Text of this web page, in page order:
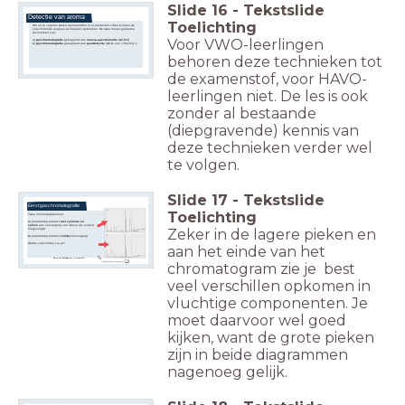
Detectie van aroma
Om uit te vogelen welke aromastoffen er in producten zitten kunnen we
verschillende analyse-technieken gebruiken. De twee meest gebruikte
technieken zijn:
a) gaschromatografiegekoppeld aan massa-spectrometrie(GC-MS)
b) gaschromatografiegekoppeld aan geurdetectie(GC-O, van ‘olfactory’).
Slide 16 - Tekstslide
Toelichting
Voor VWO-leerlingen
behoren deze technieken tot
de examenstof, voor HAVO-
leerlingen niet. De les is ook
zonder al bestaande
(diepgravende) kennis van
deze technieken verder wel
te volgen.
Twee chromatogrammen:
A) plantaardig product met cysteïne en
xylose(als vervanging van ribose als suiker)
toegevoegd
B) plantaardig product zondertoevoeging
Welke verschillen zie je?
Eerst gaschromatografie
Klik op de afbeelding om te vergroten
Slide 17 - Tekstslide
Toelichting
Zeker in de lagere pieken en
aan het einde van het
chromatogram zie je best
veel verschillen opkomen in
vluchtige componenten. Je
moet daarvoor wel goed
kijken, want de grote pieken
zijn in beide diagrammen
nagenoeg gelijk.